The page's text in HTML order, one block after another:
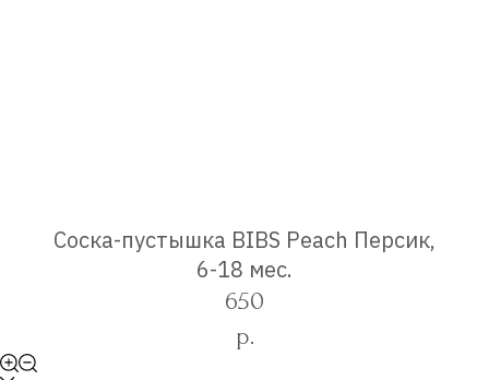
Соска-пустышка BIBS Peach Персик,
6-18 мес.
650
р.